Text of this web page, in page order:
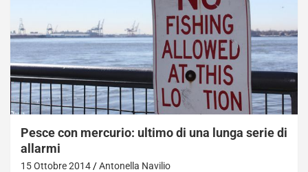
Pesce con mercurio: ultimo di una lunga serie di
allarmi
15 Ottobre 2014 Antonella Navilio